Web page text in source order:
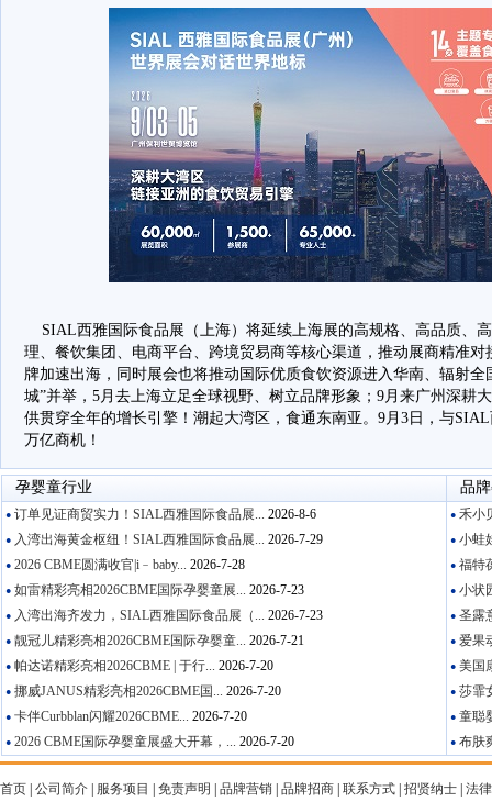
SIAL西雅国际食品展（上海）将延续上海展的高规格、高品质、
理、餐饮集团、电商平台、跨境贸易商等核心渠道，推动展商精准
牌加速出海，同时展会也将推动国际优质食饮资源进入华南、辐射
城”并举，5月去上海立足全球视野、树立品牌形象；9月来广州深耕
供贯穿全年的增长引擎！潮起大湾区，食通东南亚。9月3日，与
万亿商机！
孕婴童行业 品牌
●订单见证商贸实力！SIAL西雅国际食品展... 2026-8-6
●入湾出海黄金枢纽！SIAL西雅国际食品展... 2026-7-29
●2026 CBME圆满收官|i﹣baby... 2026-7-28
●如雷精彩亮相2026CBME国际孕婴童展... 2026-7-23
●入湾出海齐发力，SIAL西雅国际食品展（... 2026-7-23
●靓冠儿精彩亮相2026CBME国际孕婴童... 2026-7-21
●帕达诺精彩亮相2026CBME | 于行... 2026-7-20
●挪威JANUS精彩亮相2026CBME国... 2026-7-20
●卡伴Curbblan闪耀2026CBME... 2026-7-20
●2026 CBME国际孕婴童展盛大开幕，... 2026-7-20
●禾小
●小蛙
●福特
●小状
●圣露
●爱果
●美国
●莎霏
●童聪
●布肤
首页 公司简介 服务项目 免责声明 品牌营销 品牌招商 联系方式 招贤纳士 法